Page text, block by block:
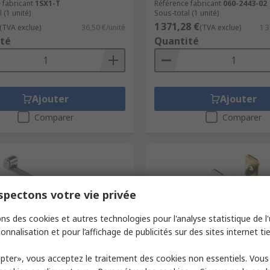
fabricant 1SX1-T
(1 unité)
(TVA exclue) 36,50 €/unité
Ajouter
Comparer
Référence fabricant 060-2443-02
Sous-total (1 unité)
1 371,28 €(TVA exclue) 1
Quantité
Ajouter
Comparer
votre vie privée
des cookies et autres technologies pour l'analyse statistique de
et pour l’affichage de publicités sur des sites internet
vous acceptez le traitement des cookies non essentiels.